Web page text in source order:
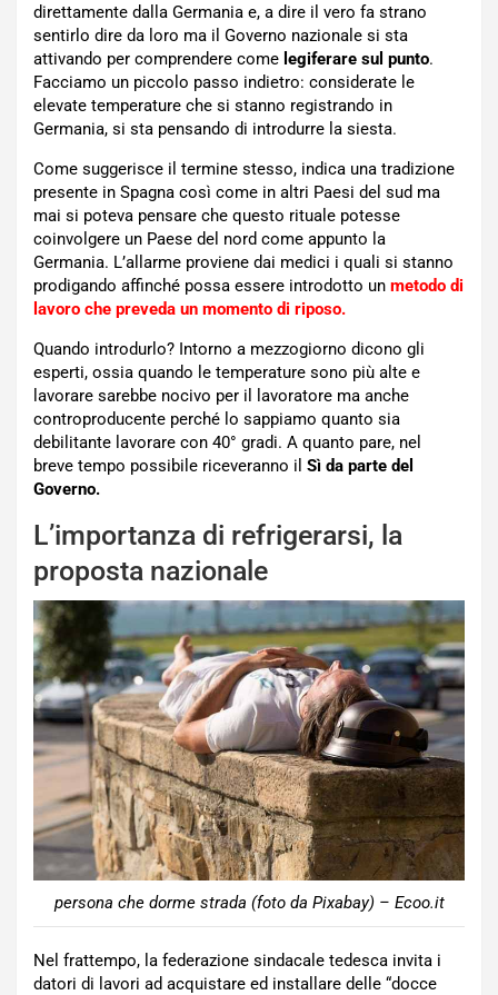
direttamente dalla Germania e, a dire il vero fa strano
sentirlo dire da loro ma il Governo nazionale si sta
attivando per comprendere come legiferare sul punto.
Facciamo un piccolo passo indietro: considerate le
elevate temperature che si stanno registrando in
Germania, si sta pensando di introdurre la siesta.
Come suggerisce il termine stesso, indica una tradizione
presente in Spagna così come in altri Paesi del sud ma
mai si poteva pensare che questo rituale potesse
coinvolgere un Paese del nord come appunto la
Germania. L’allarme proviene dai medici i quali si stanno
prodigando affinché possa essere introdotto un metodo di
lavoro che preveda un momento di riposo.
Quando introdurlo? Intorno a mezzogiorno dicono gli
esperti, ossia quando le temperature sono più alte e
lavorare sarebbe nocivo per il lavoratore ma anche
controproducente perché lo sappiamo quanto sia
debilitante lavorare con 40° gradi. A quanto pare, nel
breve tempo possibile riceveranno il Sì da parte del
Governo.
L’importanza di refrigerarsi, la
proposta nazionale
persona che dorme strada (foto da Pixabay) – Ecoo.it
Nel frattempo, la federazione sindacale tedesca invita i
datori di lavori ad acquistare ed installare delle “docce